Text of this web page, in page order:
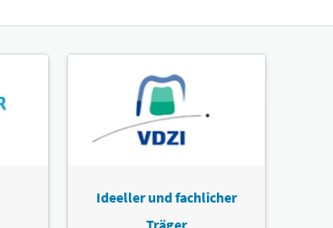
Ideeller und fachlicher
Träger